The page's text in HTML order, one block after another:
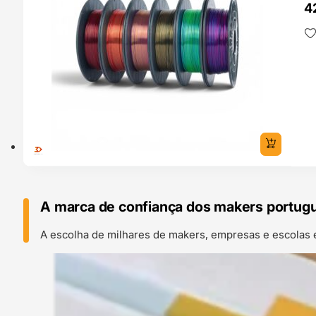
A marca de confiança dos makers
A escolha de milhares de makers, empresas e escolas